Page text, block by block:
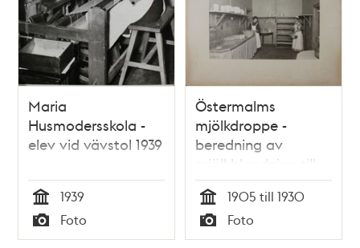
Maria
Husmodersskola -
elev vid vävstol 1939
Tid
1939
Typ
Foto
Östermalms
mjölkdroppe -
beredning av
mjölkblandning till
spädbarn
Tid
1905 till 1930
Typ
Foto